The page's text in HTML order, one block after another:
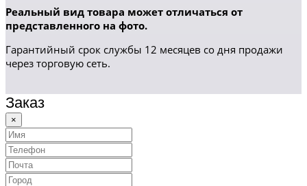
Реальный вид товара может отличаться от
представленного на фото.
Гарантийный срок службы 12 месяцев со дня продажи
через торговую сеть.
Заказ
×